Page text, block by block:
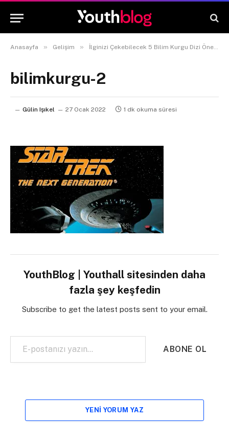
Anasayfa » Gelişim » İlginizi Çekebilecek 5 Bilim Kurgu Dizi Önerisi
bilimkurgu-2
Gülin Işıkel 27 Ocak 2022 1 dk okuma süresi
YouthBlog | Youthall sitesinden daha
fazla şey keşfedin
Subscribe to get the latest posts sent to your email.
E-postanızı yazın…
ABONE OL
YENI YORUM YAZ